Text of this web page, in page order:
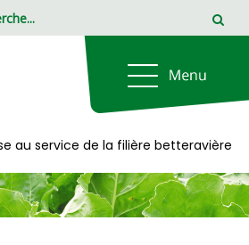
au service de la filière betteravière